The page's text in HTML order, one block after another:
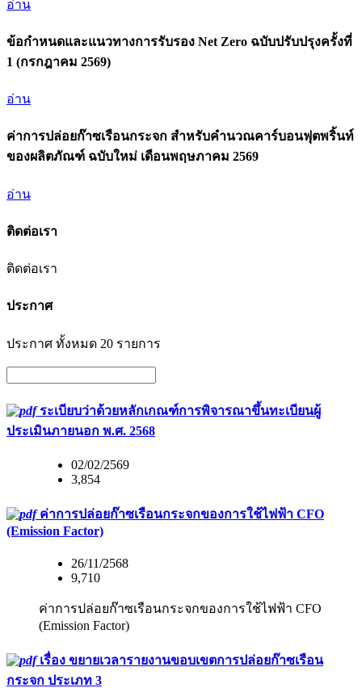
อ่าน
ข้อกำหนดและแนวทางการรับรอง Net Zero ฉบับปรับปรุงครั้งที่
1 (กรกฎาคม 2569)
อ่าน
ค่าการปล่อยก๊าซเรือนกระจก สำหรับคำนวณคาร์บอนฟุตพริ้นท์
ของผลิตภัณฑ์ ฉบับใหม่ เดือนพฤษภาคม 2569
อ่าน
ติดต่อเรา
ติดต่อเรา
ประกาศ
ประกาศ ทั้งหมด 20 รายการ
ระเบียบว่าด้วยหลักเกณฑ์การพิจารณาขึ้นทะเบียนผู้
ประเมินภายนอก พ.ศ. 2568
02/02/2569
3,854
ค่าการปล่อยก๊าซเรือนกระจกของการใช้ไฟฟ้า CFO
(Emission Factor)
26/11/2568
9,710
ค่าการปล่อยก๊าซเรือนกระจกของการใช้ไฟฟ้า CFO
(Emission Factor)
เรื่อง ขยายเวลารายงานขอบเขตการปล่อยก๊าซเรือน
กระจก ประเภท 3